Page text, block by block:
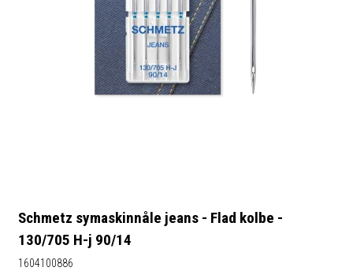
Schmetz symaskinnåle jeans - Flad kolbe -
130/705 H-j 90/14
1604100886